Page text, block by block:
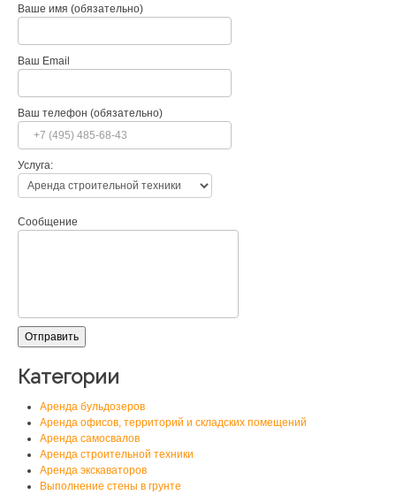
Ваше имя (обязательно)
Ваш Email
Ваш телефон (обязательно)
Услуга:
Сообщение
Категории
Аренда бульдозеров
Аренда офисов, территорий и складских помещений
Аренда самосвалов
Аренда строительной техники
Аренда экскаваторов
Выполнение стены в грунте